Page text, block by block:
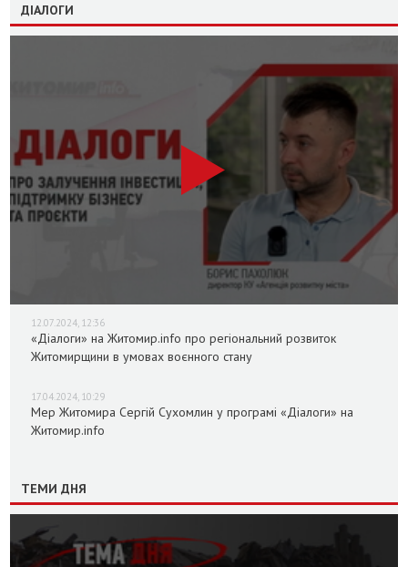
ДІАЛОГИ
12.07.2024, 12:36
«Діалоги» на Житомир.info про регіональний розвиток
Житомирщини в умовах воєнного стану
17.04.2024, 10:29
Мер Житомира Сергій Сухомлин у програмі «Діалоги» на
Житомир.info
ТЕМИ ДНЯ